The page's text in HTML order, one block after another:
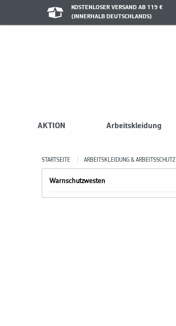
KOSTENLOSER VERSAND AB 119 €
(INNERHALB DEUTSCHLANDS)
AKTION Arbeitskleidung
STARTSEITE ARBEITSKLEIDUNG & ARBEITSSCHUTZ
Warnschutzwesten